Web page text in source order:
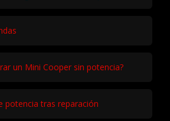
un Mini Cooper sin potencia?
potencia tras reparación